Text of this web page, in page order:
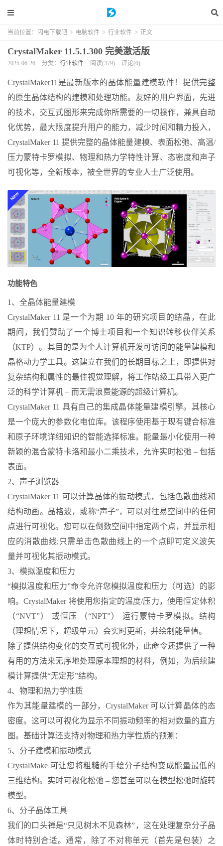
当前位置： 闪电下载吧 > 电脑软件 > 行业软件 > 正文
CrystalMaker 11.5.1.300 完美激活版
2025-06-26 分类： 行业软件 阅读(379) 评论(0)
CrystalMaker11是最新版本的晶体能量建模软件！提供完整
的原生晶体结构的建模和处理功能。友好的用户界面，先进
的技术，交互式图形来完成你所需要的一切操作，兼具自动
化优势，最大限度提升用户的能力，减少时间和精力投入，
CrystalMaker 11 提供完整的晶体能量建模、表面松弛、高温/
压力蒙特卡罗模拟、物理和热力学特性计算、态密度和声子
可视化等，全新版本，被全世界的专业人士广泛使用。
功能特色
1、全晶体能量建模
CrystalMaker 11 是一个为期 10 年的研究项目的结晶，在此
期间，我们赞助了一个博士项目和一个知识转移伙伴关系
（KTP）。其目的是为个人计算机开发可访问的能量建模和
晶格动力学工具。这建立在我们的长期目标之上，即提供对
复杂结构和属性的最佳视觉理解，将工作站级工具带入更广
泛的科学计算机 – 而无需浪费能源的超级计算机。
CrystalMaker 11 具有自己的集成晶体能量建模引擎。其核心
是一个庞大的参数化电位库。该程序使用基于现有键合标准
和原子环境详细知识的智能选择标准。能量最小化使用一种
新颖的混合蒙特卡洛和最小二乘技术，允许实时松弛 – 包括
表面。
2、声子浏览器
CrystalMaker 11 可以计算晶体的振动模式，包括色散曲线和
结构动画。晶格波，或称“声子”，可以对往易空间中的任何
点进行可视化。您可以在倒数空间中指定两个点，并显示相
应的消散曲线;只需单击色散曲线上的一个点即可定义波矢
量并可视化其振动模式。
3、模拟温度和压力
“模拟温度和压力”命令允许您模拟温度和压力（可选）的影
响。CrystalMaker 将使用您指定的温度/压力，使用恒定体积
（“NVT”） 或恒压 （“NPT”） 运行蒙特卡罗模拟。结构
（理想情况下，超级单元）会实时更新，并绘制能量值。
除了提供结构变化的交互式可视化外，此命令还提供了一种
有用的方法来无序地处理原本理想的材料，例如，为后续建
模计算提供“无定形”结构。
4、物理和热力学性质
作为其能量建模的一部分，CrystalMaker 可以计算晶体的态
密度。这可以可视化为显示不同振动频率的相对数量的直方
图。基础计算还支持对物理和热力学性质的预测：
5、分子建模和振动模式
CrystalMake 可让您将粗糙的手绘分子结构变成能量最低的
三维结构。实时可视化松弛 – 您甚至可以在模型松弛时旋转
模型。
6、分子晶体工具
我们的口头禅是“只见树木不见森林”，这在处理复杂分子晶
体时特别合适。通常，除了不对称单元（首先是包装）之